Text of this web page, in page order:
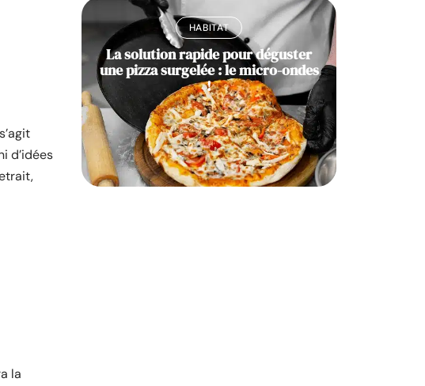
d’idées
la
HABITAT
La solution rapide pour déguster
une pizza surgelée : le micro-ondes
!